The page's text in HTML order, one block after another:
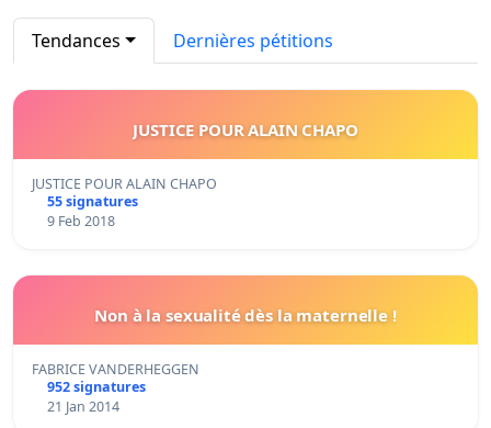
Tendances Dernières pétitions
JUSTICE POUR ALAIN CHAPO
JUSTICE POUR ALAIN CHAPO
55 signatures
9 Feb 2018
Non à la sexualité dès la maternelle !
FABRICE VANDERHEGGEN
952 signatures
21 Jan 2014